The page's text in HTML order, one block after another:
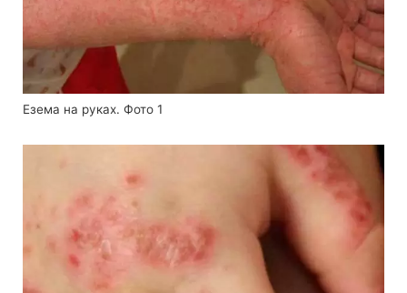
Езема на руках. Фото 1